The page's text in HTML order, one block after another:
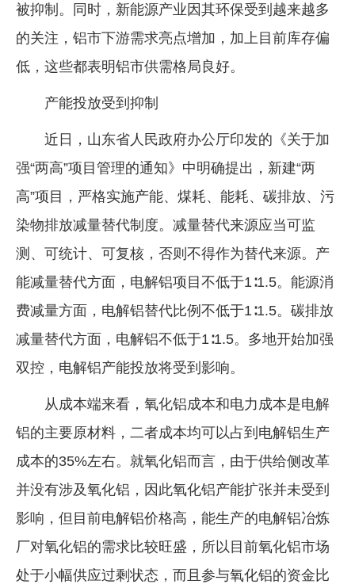
党建工作
企业文化
《资源再生》杂志
行情报价
数字报
被抑制。同时，新能源产业因其环保受到越来越多
的关注，铝市下游需求亮点增加，加上目前库存偏
低，这些都表明铝市供需格局良好。
产能投放受到抑制
近日，山东省人民政府办公厅印发的《关于加
强“两高”项目管理的通知》中明确提出，新建“两
高”项目，严格实施产能、煤耗、能耗、碳排放、污
染物排放减量替代制度。减量替代来源应当可监
测、可统计、可复核，否则不得作为替代来源。产
能减量替代方面，电解铝项目不低于1∶1.5。能源消
费减量方面，电解铝替代比例不低于1∶1.5。碳排放
减量替代方面，电解铝不低于1∶1.5。多地开始加强
双控，电解铝产能投放将受到影响。
从成本端来看，氧化铝成本和电力成本是电解
铝的主要原材料，二者成本均可以占到电解铝生产
成本的35%左右。就氧化铝而言，由于供给侧改革
并没有涉及氧化铝，因此氧化铝产能扩张并未受到
影响，但目前电解铝价格高，能生产的电解铝冶炼
厂对氧化铝的需求比较旺盛，所以目前氧化铝市场
处于小幅供应过剩状态，而且参与氧化铝的资金比